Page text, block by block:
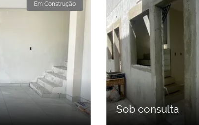
Em Construção
Sob consulta